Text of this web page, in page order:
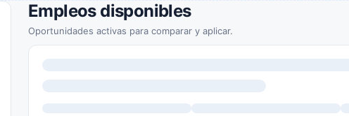
Empleos disponibles
Oportunidades activas para comparar y aplicar.